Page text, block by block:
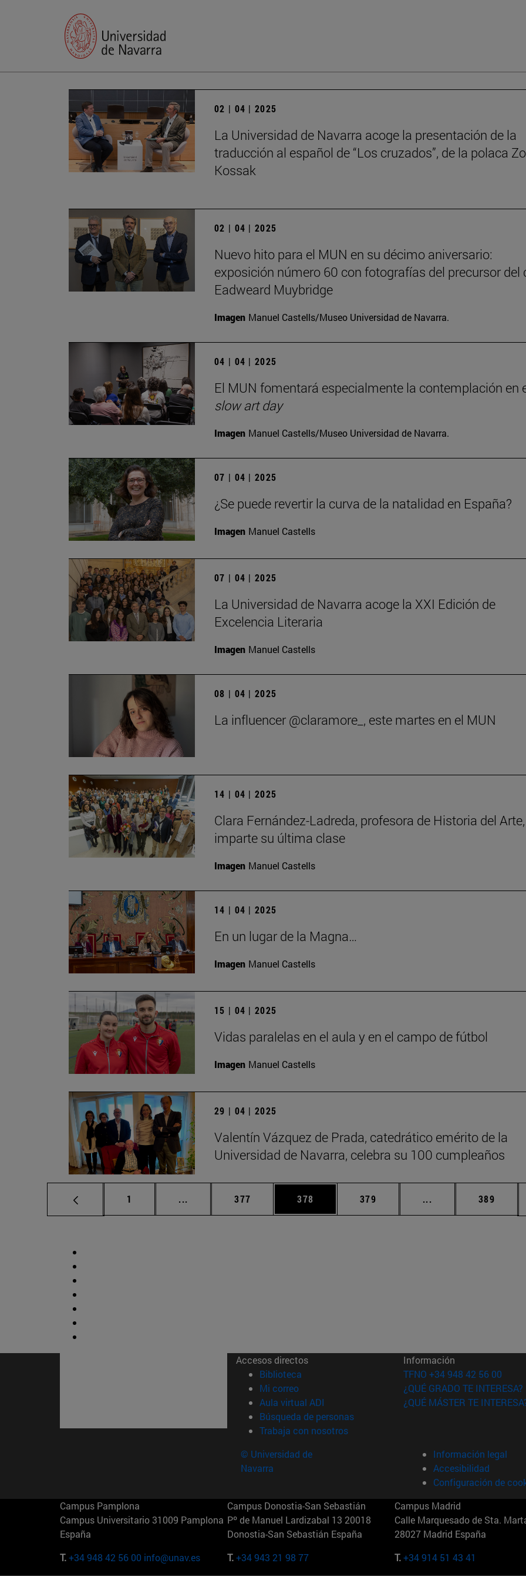
02 | 04 | 2025
La Universidad de Navarra acoge la presentación de la
traducción al español de “Los cruzados”, de la polaca
Kossak
02 | 04 | 2025
Nuevo hito para el MUN en su décimo aniversario:
exposición número 60 con fotografías del precursor del
Eadweard Muybridge
Imagen Manuel Castells/Museo Universidad de Navarra.
04 | 04 | 2025
El MUN fomentará especialmente la contemplación en
slow art day
Imagen Manuel Castells/Museo Universidad de Navarra.
07 | 04 | 2025
¿Se puede revertir la curva de la natalidad en España?
Imagen Manuel Castells
07 | 04 | 2025
La Universidad de Navarra acoge la XXI Edición de
Excelencia Literaria
Imagen Manuel Castells
08 | 04 | 2025
La influencer @claramore_, este martes en el MUN
14 | 04 | 2025
Clara Fernández-Ladreda, profesora de Historia del Arte,
imparte su última clase
Imagen Manuel Castells
14 | 04 | 2025
En un lugar de la Magna…
Imagen Manuel Castells
15 | 04 | 2025
Vidas paralelas en el aula y en el campo de fútbol
Imagen Manuel Castells
29 | 04 | 2025
Valentín Vázquez de Prada, catedrático emérito de la
Universidad de Navarra, celebra su 100 cumpleaños
Página
1 ... Páginas intermedias Use TAB para desplazarse.
Página
377 Página
378 Página
379 ... Páginas intermedias
Página
389
Accesos directos
Biblioteca (abre en nueva ventana)
Mi correo(abre en nueva ventana)
Aula virtual ADI (abre en nueva ventana)
Búsqueda de personas(abre en nueva ventana)
Trabaja con nosotros(abre en nueva ventana)
Información
TFNO +34 948 42 56 00
¿QUÉ GRADO TE INTERESA?
¿QUÉ MÁSTER TE
© Universidad de
Navarra
Información legal
Accesibilidad
Configuración de
Campus Pamplona
Campus Universitario 31009 Pamplona
España
T.+34 948 42 56 00 info@unav.es
Campus Donostia-San Sebastián
Pº de Manuel Lardizabal 13 20018
Donostia-San Sebastián España
T.+34 943 21 98 77
Campus Madrid
Calle Marquesado de Sta.
28027 Madrid España
T.+34 914 51 43 41